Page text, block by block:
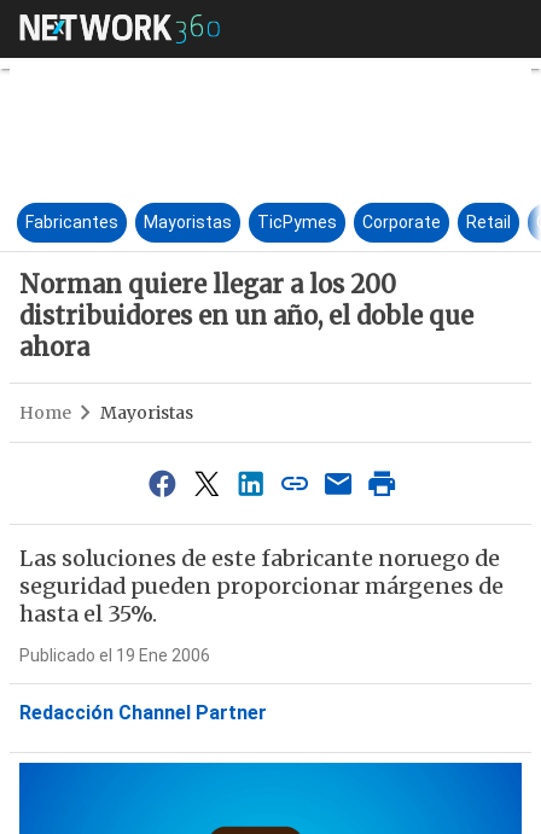
Norman quiere llegar a los
Fabricantes Mayoristas TicPymes Corporate Retail
Norman quiere llegar a los 200
distribuidores en un año, el doble que
ahora
Home Mayoristas
Las soluciones de este fabricante noruego de
seguridad pueden proporcionar márgenes de
hasta el 35%.
Publicado el 19 Ene 2006
Redacción Channel Partner